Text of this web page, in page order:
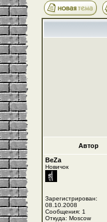
Автор
BeZa
Новичок
Зарегистрирован:
08.10.2008
Сообщения: 1
Откуда: Moscow